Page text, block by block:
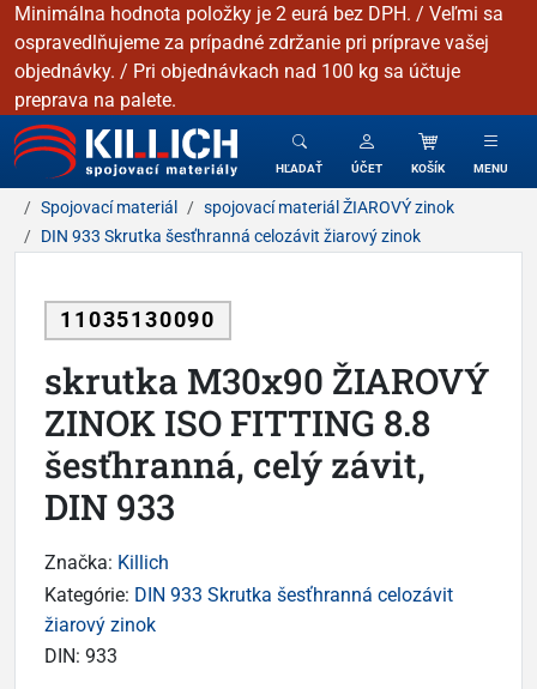
Minimálna hodnota položky je 2 eurá bez DPH. / Veľmi sa
ospravedlňujeme za prípadné zdržanie pri príprave vašej
objednávky. / Pri objednávkach nad 100 kg sa účtuje
preprava na palete.
KILLICH - Spojovacie materiály
HĽADAŤ ÚČET KOŠÍK MENU
Spojovací materiál
spojovací materiál ŽIAROVÝ zinok
DIN 933 Skrutka šesťhranná celozávit žiarový zinok
11035130090
skrutka M30x90 ŽIAROVÝ
ZINOK ISO FITTING 8.8
šesťhranná, celý závit,
DIN 933
Značka: Killich
Kategórie: DIN 933 Skrutka šesťhranná celozávit
žiarový zinok
DIN: 933